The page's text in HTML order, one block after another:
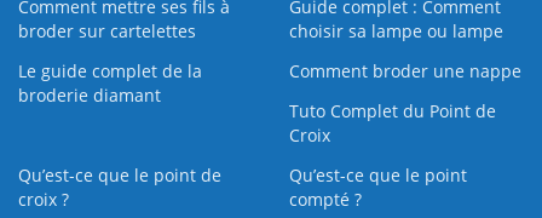
Comment mettre ses fils à
broder sur cartelettes
Guide complet : Comment
choisir sa lampe ou lampe
Le guide complet de la
broderie diamant
Comment broder une nappe
Tuto Complet du Point de
Croix
Qu’est-ce que le point de
croix ?
Qu’est-ce que le point
compté ?